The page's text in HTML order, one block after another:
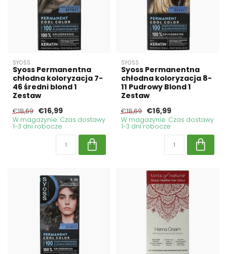
SYOSS
Syoss Permanentna
chłodna koloryzacja 7-
46 średni blond 1
Zestaw
€18,69 €16,99
W magazynie. Czas dostawy
1-3 dni robocze
SYOSS
Syoss Permanentna
chłodna koloryzacja 8-
11 Pudrowy Blond 1
Zestaw
€18,69 €16,99
W magazynie. Czas dostawy
1-3 dni robocze